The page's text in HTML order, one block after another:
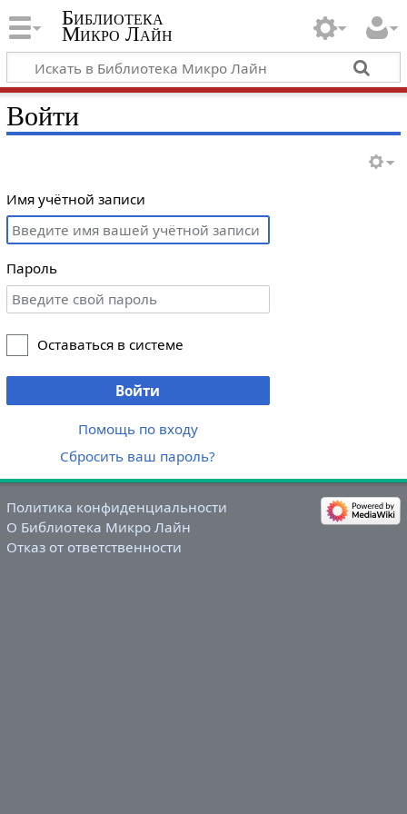
Библиотека
Микро Лайн
Войти
Имя учётной записи
Пароль
Оставаться в системе
Войти
Помощь по входу
Сбросить ваш пароль?
Политика конфиденциальности
О Библиотека Микро Лайн
Отказ от ответственности